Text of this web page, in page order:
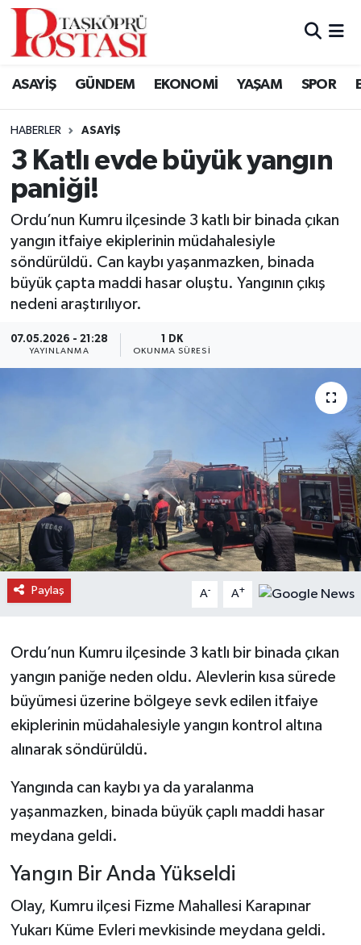
ASAYİŞ GÜNDEM EKONOMİ YAŞAM SPOR
HABERLER ASAYIŞ
3 Katlı evde büyük yangın
paniği!
Ordu’nun Kumru ilçesinde 3 katlı bir binada çıkan
yangın itfaiye ekiplerinin müdahalesiyle
söndürüldü. Can kaybı yaşanmazken, binada
büyük çapta maddi hasar oluştu. Yangının çıkış
nedeni araştırılıyor.
07.05.2026 - 21:28
YAYINLANMA
1 DK
OKUNMA SÜRESI
Paylaş A- A+
Ordu’nun Kumru ilçesinde 3 katlı bir binada çıkan
yangın paniğe neden oldu. Alevlerin kısa sürede
büyümesi üzerine bölgeye sevk edilen itfaiye
ekiplerinin müdahalesiyle yangın kontrol altına
alınarak söndürüldü.
Yangında can kaybı ya da yaralanma
yaşanmazken, binada büyük çaplı maddi hasar
meydana geldi.
Yangın Bir Anda Yükseldi
Olay, Kumru ilçesi Fizme Mahallesi Karapınar
Yukarı Küme Evleri mevkisinde meydana geldi.
Kastamonu Vefat Edenler
Araç Haberleri
Azdavay Haberleri
Bozkurt Haberleri
Çatalzeytin Haberleri
Cide Haberleri
Doğanyurt Haberleri
Hanönü Haberleri
İhsangazi Haberleri
İnebolu Haberleri
Merkez Haberleri
Pınarbaşı Haberleri
Taşköprü Haberleri
Tosya Haberleri
Karadeniz Haberleri